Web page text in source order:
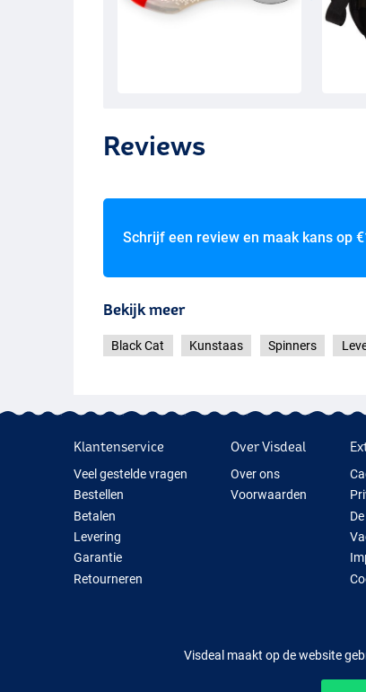
Reviews
Schrijf een review en maak kans op
Bekijk meer
Black Cat Kunstaas Spinners
Klantenservice
Veel gestelde vragen
Bestellen
Betalen
Levering
Garantie
Retourneren
Over Visdeal
Over ons
Voorwaarden
Visdeal maakt op de website